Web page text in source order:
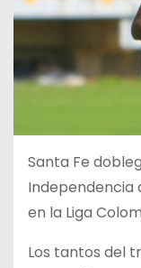
Santa Fe
Independencia
en la Liga
Los tantos del